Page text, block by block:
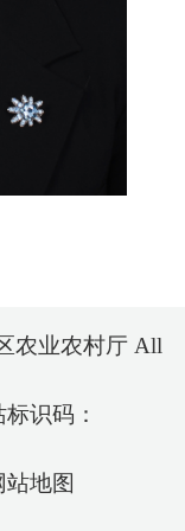
农业农村厅 All
识码：
站地图